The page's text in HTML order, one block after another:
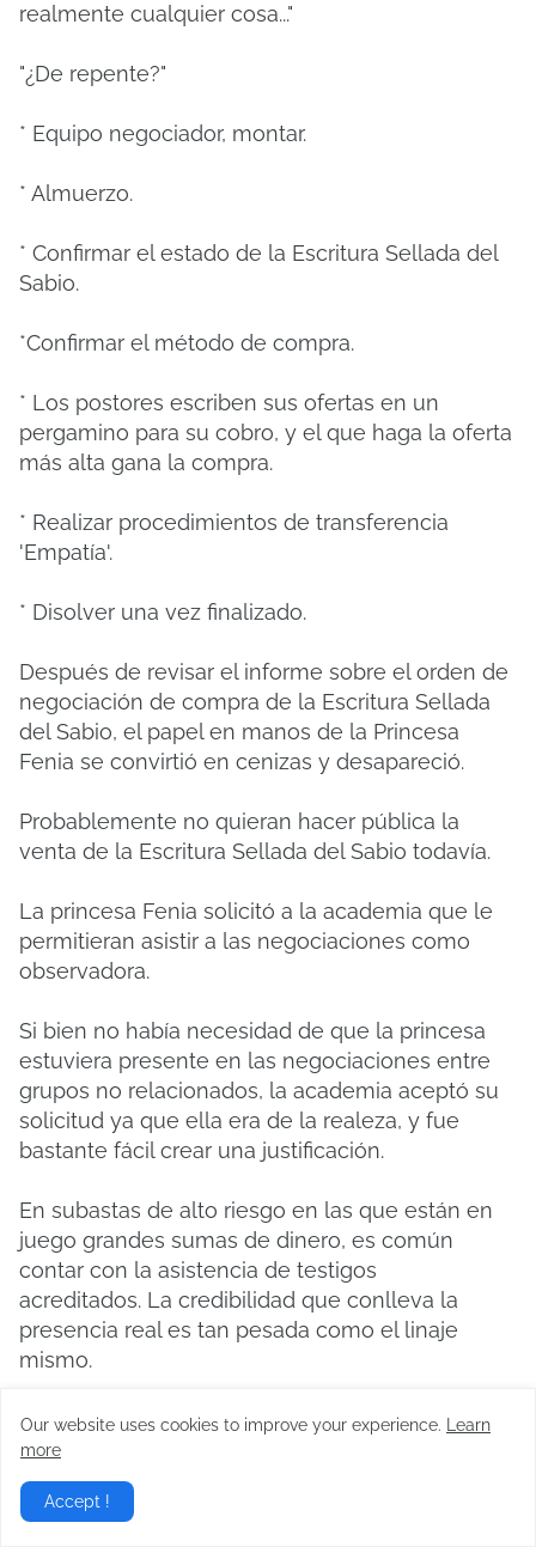
realmente cualquier cosa..."
"¿De repente?"
* Equipo negociador, montar.
* Almuerzo.
* Confirmar el estado de la Escritura Sellada del
Sabio.
*Confirmar el método de compra.
* Los postores escriben sus ofertas en un
pergamino para su cobro, y el que haga la oferta
más alta gana la compra.
* Realizar procedimientos de transferencia
'Empatía'.
* Disolver una vez finalizado.
Después de revisar el informe sobre el orden de
negociación de compra de la Escritura Sellada
del Sabio, el papel en manos de la Princesa
Fenia se convirtió en cenizas y desapareció.
Probablemente no quieran hacer pública la
venta de la Escritura Sellada del Sabio todavía.
La princesa Fenia solicitó a la academia que le
permitieran asistir a las negociaciones como
observadora.
Si bien no había necesidad de que la princesa
estuviera presente en las negociaciones entre
grupos no relacionados, la academia aceptó su
solicitud ya que ella era de la realeza, y fue
bastante fácil crear una justificación.
En subastas de alto riesgo en las que están en
juego grandes sumas de dinero, es común
contar con la asistencia de testigos
acreditados. La credibilidad que conlleva la
presencia real es tan pesada como el linaje
mismo.
No hubo muchos contendientes en la
negociación para la compra de la Escritura
Sellada del Sabio.
muchos grupos capaces de pagar tal cantidad.
Our website uses cookies to improve your experience.
Learn
more
Accept !